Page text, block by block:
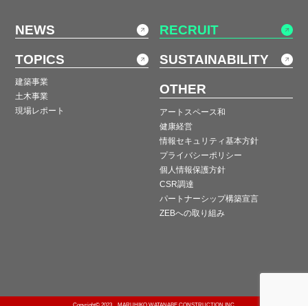
NEWS
TOPICS
建築事業
土木事業
現場レポート
RECRUIT
SUSTAINABILITY
OTHER
アートスペース和
健康経営
情報セキュリティ基本方針
プライバシーポリシー
個人情報保護方針
CSR調達
パートナーシップ構築宣言
ZEBへの取り組み